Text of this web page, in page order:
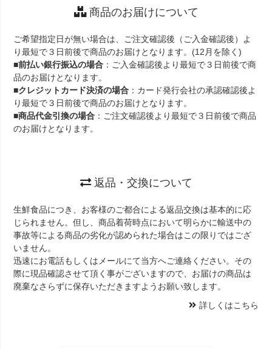
商品のお届けについて
ご希望指定日が無い場合は、ご注文確認後（ご入金確認後）よ
り最短で３日前後で商品のお届けとなります。(12月を除く)
■前払い銀行振込の場合 ：ご入金確認後より最短で３日前後で商
品のお届けとなります。
■クレジットカード決済の場合 ：カード発行会社の承認確認後よ
り最短で３日前後で商品のお届けとなります。
■商品代金引換の場合 ：ご注文確認後より最短で３日前後で商品
のお届けとなります。
返品・交換について
生鮮食品につき、お客様のご都合による返品交換は基本的に応
じられません。但し、商品着荷時点において明らかに輸送中の
事故等による商品の劣化が認められた場合はこの限りではござ
いません。
迅速にお電話もしくはメールにて当方へご連絡ください。その
際に現品確認させて頂く事がございますので、お届けの商品は
廃棄なさらずに保存いただきますようお願い致します。
詳しくはこちら